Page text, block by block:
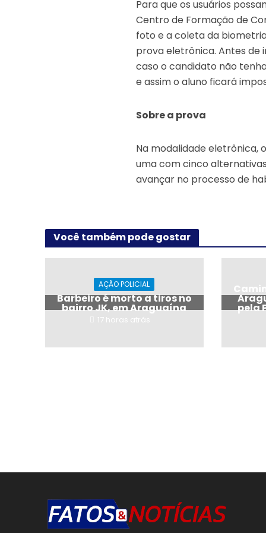
Para que os usuários
Centro de Formação de
foto e a coleta da
prova eletrônica. Antes de
caso o candidato não
e assim o aluno ficará
Sobre a prova
Na modalidade eletrônica,
uma com cinco
avançar no processo de
Você também pode gostar
AÇÃO POLICIAL
Barbeiro é morto a tiros no
bairro JK, em Araguaína
17 horas atrás
pela